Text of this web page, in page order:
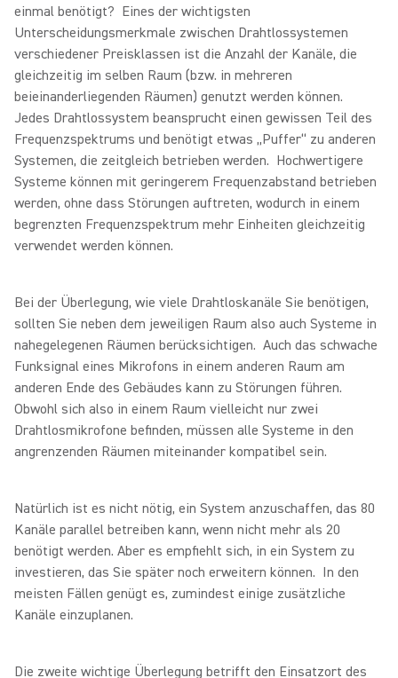
einmal benötigt? Eines der wichtigsten
Unterscheidungsmerkmale zwischen Drahtlossystemen
verschiedener Preisklassen ist die Anzahl der Kanäle, die
gleichzeitig im selben Raum (bzw. in mehreren
beieinanderliegenden Räumen) genutzt werden können.
Jedes Drahtlossystem beansprucht einen gewissen Teil des
Frequenzspektrums und benötigt etwas „Puffer“ zu anderen
Systemen, die zeitgleich betrieben werden. Hochwertigere
Systeme können mit geringerem Frequenzabstand betrieben
werden, ohne dass Störungen auftreten, wodurch in einem
begrenzten Frequenzspektrum mehr Einheiten gleichzeitig
verwendet werden können.
Bei der Überlegung, wie viele Drahtloskanäle Sie benötigen,
sollten Sie neben dem jeweiligen Raum also auch Systeme in
nahegelegenen Räumen berücksichtigen. Auch das schwache
Funksignal eines Mikrofons in einem anderen Raum am
anderen Ende des Gebäudes kann zu Störungen führen.
Obwohl sich also in einem Raum vielleicht nur zwei
Drahtlosmikrofone befinden, müssen alle Systeme in den
angrenzenden Räumen miteinander kompatibel sein.
Natürlich ist es nicht nötig, ein System anzuschaffen, das 80
Kanäle parallel betreiben kann, wenn nicht mehr als 20
benötigt werden. Aber es empfiehlt sich, in ein System zu
investieren, das Sie später noch erweitern können. In den
meisten Fällen genügt es, zumindest einige zusätzliche
Kanäle einzuplanen.
Die zweite wichtige Überlegung betrifft den Einsatzort des